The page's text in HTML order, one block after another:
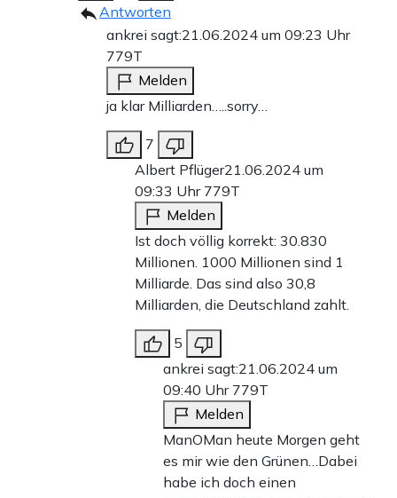
Antworten
ankrei sagt:21.06.2024 um 09:23 Uhr
779T
Melden
ja klar Milliarden…..sorry…
7
Albert Pflüger21.06.2024 um
09:33 Uhr 779T
Melden
Ist doch völlig korrekt: 30.830
Millionen. 1000 Millionen sind 1
Milliarde. Das sind also 30,8
Milliarden, die Deutschland zahlt.
5
ankrei sagt:21.06.2024 um
09:40 Uhr 779T
Melden
ManOMan heute Morgen geht
es mir wie den Grünen…Dabei
habe ich doch einen